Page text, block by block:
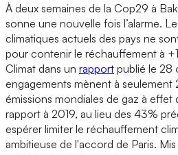
À deux semaines de la Cop29 à
sonne une nouvelle fois l’alarme.
climatiques actuels des pays ne
pour contenir le réchauffement à
Climat dans un rapport publié le 28
engagements mènent à seulement
émissions mondiales de gaz à
rapport à 2019, au lieu des 43%
espérer limiter le réchauffement
ambitieuse de l'accord de Paris.